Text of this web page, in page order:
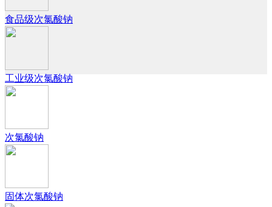
食品级次氯酸钠
工业级次氯酸钠
次氯酸钠
固体次氯酸钠